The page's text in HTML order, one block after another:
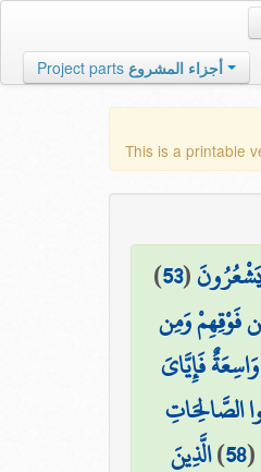
Project parts أجزاء المشروع
This is a printable
(
53
)
فَوْقِهِمْ وَمِن
فَإِيَّايَ
الصَّالِحَاتِ
(
58
)الَّذِينَ